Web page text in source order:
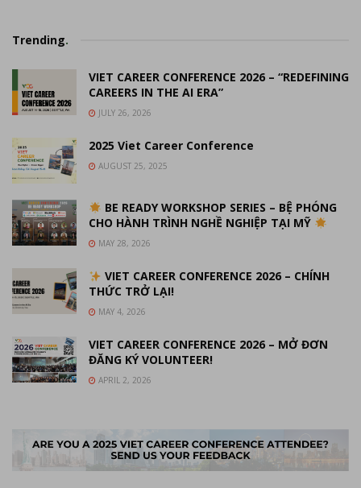
Trending.
VIET CAREER CONFERENCE 2026 – “REDEFINING
CAREERS IN THE AI ERA”
JULY 26, 2026
2025 Viet Career Conference
AUGUST 25, 2025
BE READY WORKSHOP SERIES – BỆ PHÓNG
CHO HÀNH TRÌNH NGHỀ NGHIỆP TẠI MỸ
MAY 28, 2026
VIET CAREER CONFERENCE 2026 – CHÍNH
THỨC TRỞ LẠI!
MAY 4, 2026
VIET CAREER CONFERENCE 2026 – MỞ ĐƠN
ĐĂNG KÝ VOLUNTEER!
APRIL 2, 2026